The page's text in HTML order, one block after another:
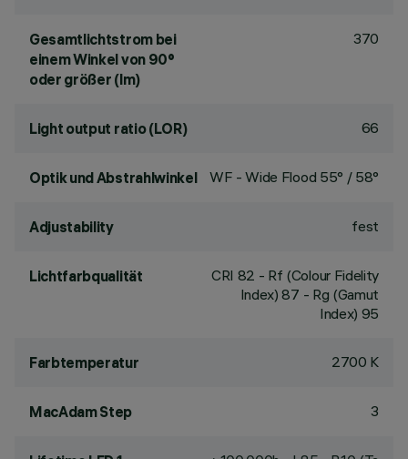
Gesamtlichtstrom bei
einem Winkel von 90°
oder größer (lm)
370
Light output ratio (LOR) 66
Optik und Abstrahlwinkel WF - Wide Flood 55° / 58°
Adjustability fest
Lichtfarbqualität CRI 82 - Rf (Colour Fidelity
Index) 87 - Rg (Gamut
Index) 95
Farbtemperatur 2700 K
MacAdam Step 3